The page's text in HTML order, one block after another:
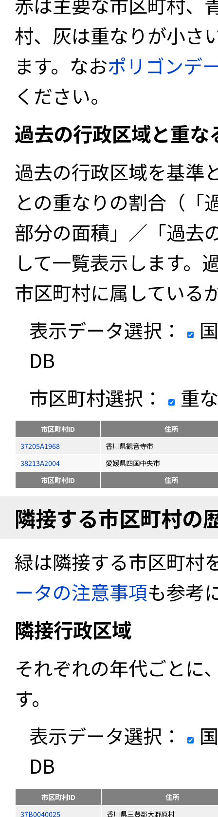
村、灰は重なりが小さ
ます。なおポリゴンデ
ください。
過去の行政区域と重
過去の行政区域を基準
との重なりの割合（「
部分の面積」／「過去
して一覧表示します。
市区町村に属している
表示データ選択：
DB
市区町村選択：
重
市区町村ID
住所
37205A1968
香川県観音寺市
38213A2004
愛媛県四国中央市
市区町村ID
住所
隣接する市区町村の
緑は隣接する市区町村
ータの注意事項も参考
隣接行政区域
それぞれの年代ごとに
す。
表示データ選択：
DB
市区町村ID
住所
37B0040025
香川県三豊郡大野原村